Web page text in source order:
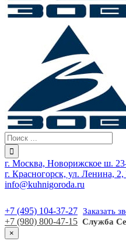
г. Москва, Новорижское ш.
г. Красногорск, ул. Ленина,
info@kuhnigoroda.ru
+7 (495) 104-37-27 Заказать
+7 (980) 800-47-15 Служба
×